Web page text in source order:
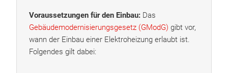
Voraussetzungen für den Einbau: Das
Gebäudemodernisierungsgesetz (GModG) gibt vor,
wann der Einbau einer Elektroheizung erlaubt ist.
Folgendes gilt dabei: